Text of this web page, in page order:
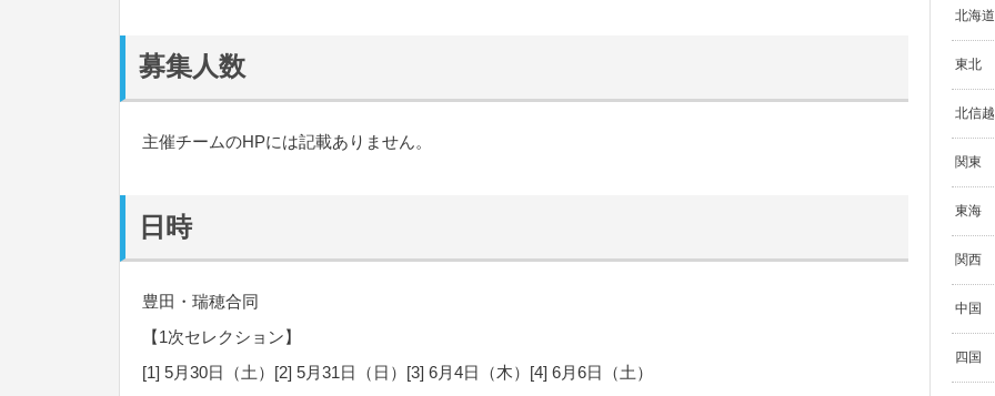
募集人数
主催チームのHPには記載ありません。
日時
豊田・瑞穂合同
【1次セレクション】
[1] 5月30日（土）[2] 5月31日（日）[3] 6月4日（木）[4] 6月6日（土）
北海道
東北
北信越
関東
東海
関西
中国
四国